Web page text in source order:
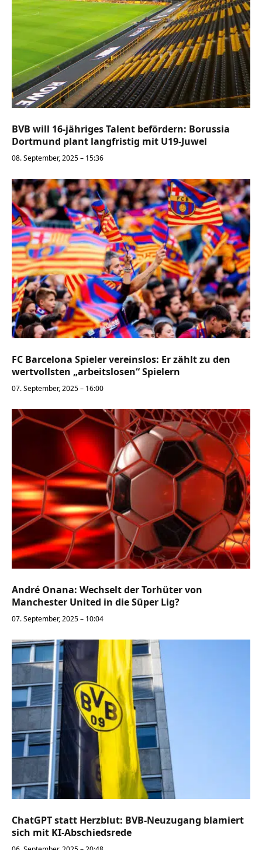
BVB will 16-jähriges Talent befördern: Borussia
Dortmund plant langfristig mit U19-Juwel
08. September, 2025 – 15:36
FC Barcelona Spieler vereinslos: Er zählt zu den
wertvollsten „arbeitslosen“ Spielern
07. September, 2025 – 16:00
André Onana: Wechselt der Torhüter von
Manchester United in die Süper Lig?
07. September, 2025 – 10:04
ChatGPT statt Herzblut: BVB-Neuzugang blamiert
sich mit KI-Abschiedsrede